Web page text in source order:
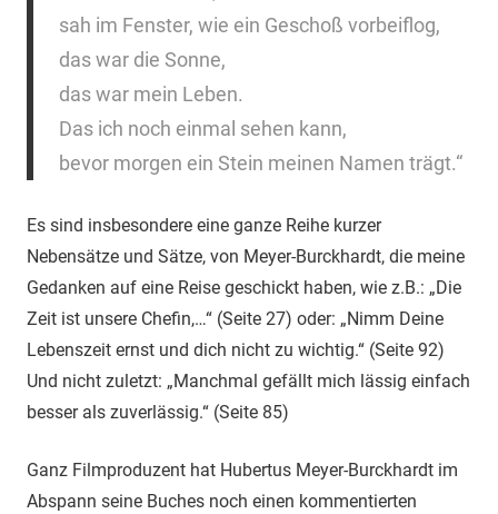
sah im Fenster, wie ein Geschoß vorbeiflog,
das war die Sonne,
das war mein Leben.
Das ich noch einmal sehen kann,
bevor morgen ein Stein meinen Namen trägt.“
Es sind insbesondere eine ganze Reihe kurzer
Nebensätze und Sätze, von Meyer-Burckhardt, die meine
Gedanken auf eine Reise geschickt haben, wie z.B.: „Die
Zeit ist unsere Chefin,…“ (Seite 27) oder: „Nimm Deine
Lebenszeit ernst und dich nicht zu wichtig.“ (Seite 92)
Und nicht zuletzt: „Manchmal gefällt mich lässig einfach
besser als zuverlässig.“ (Seite 85)
Ganz Filmproduzent hat Hubertus Meyer-Burckhardt im
Abspann seine Buches noch einen kommentierten